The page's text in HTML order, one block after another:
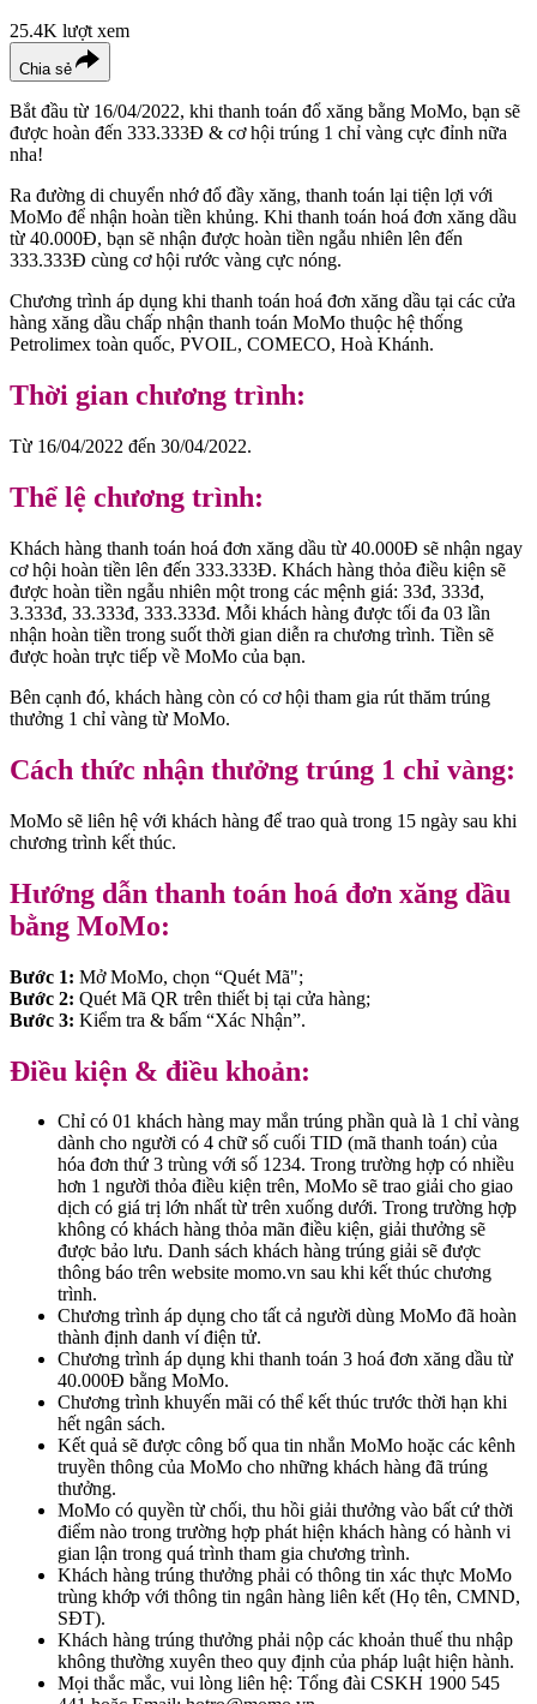
25.4K lượt xem
Chia sẻ
Bắt đầu từ 16/04/2022, khi thanh toán đổ xăng bằng MoMo, bạn sẽ
được hoàn đến 333.333Đ & cơ hội trúng 1 chỉ vàng cực đỉnh nữa
nha!
Ra đường di chuyển nhớ đổ đầy xăng, thanh toán lại tiện lợi với
MoMo để nhận hoàn tiền khủng. Khi thanh toán hoá đơn xăng dầu
từ 40.000Đ, bạn sẽ nhận được hoàn tiền ngẫu nhiên lên đến
333.333Đ cùng cơ hội rước vàng cực nóng.
Chương trình áp dụng khi thanh toán hoá đơn xăng dầu tại các cửa
hàng xăng dầu chấp nhận thanh toán MoMo thuộc hệ thống
Petrolimex toàn quốc, PVOIL, COMECO, Hoà Khánh.
Thời gian chương trình:
Từ 16/04/2022 đến 30/04/2022.
Thể lệ chương trình:
Khách hàng thanh toán hoá đơn xăng dầu từ 40.000Đ sẽ nhận ngay
cơ hội hoàn tiền lên đến 333.333Đ. Khách hàng thỏa điều kiện sẽ
được hoàn tiền ngẫu nhiên một trong các mệnh giá: 33đ, 333đ,
3.333đ, 33.333đ, 333.333đ. Mỗi khách hàng được tối đa 03 lần
nhận hoàn tiền trong suốt thời gian diễn ra chương trình. Tiền sẽ
được hoàn trực tiếp về MoMo của bạn.
Bên cạnh đó, khách hàng còn có cơ hội tham gia rút thăm trúng
thưởng 1 chỉ vàng từ MoMo.
Cách thức nhận thưởng trúng 1 chỉ vàng:
MoMo sẽ liên hệ với khách hàng để trao quà trong 15 ngày sau khi
chương trình kết thúc.
Hướng dẫn thanh toán hoá đơn xăng dầu
bằng MoMo:
Bước 1: Mở MoMo, chọn “Quét Mã";
Bước 2: Quét Mã QR trên thiết bị tại cửa hàng;
Bước 3: Kiểm tra & bấm “Xác Nhận”.
Điều kiện & điều khoản:
Chỉ có 01 khách hàng may mắn trúng phần quà là 1 chỉ vàng
dành cho người có 4 chữ số cuối TID (mã thanh toán) của
hóa đơn thứ 3 trùng với số 1234. Trong trường hợp có nhiều
hơn 1 người thỏa điều kiện trên, MoMo sẽ trao giải cho giao
dịch có giá trị lớn nhất từ trên xuống dưới. Trong trường hợp
không có khách hàng thỏa mãn điều kiện, giải thưởng sẽ
được bảo lưu. Danh sách khách hàng trúng giải sẽ được
thông báo trên website momo.vn sau khi kết thúc chương
trình.
Chương trình áp dụng cho tất cả người dùng MoMo đã hoàn
thành định danh ví điện tử.
Chương trình áp dụng khi thanh toán 3 hoá đơn xăng dầu từ
40.000Đ bằng MoMo.
Chương trình khuyến mãi có thể kết thúc trước thời hạn khi
hết ngân sách.
Kết quả sẽ được công bố qua tin nhắn MoMo hoặc các kênh
truyền thông của MoMo cho những khách hàng đã trúng
thưởng.
MoMo có quyền từ chối, thu hồi giải thưởng vào bất cứ thời
điểm nào trong trường hợp phát hiện khách hàng có hành vi
gian lận trong quá trình tham gia chương trình.
Khách hàng trúng thưởng phải có thông tin xác thực MoMo
trùng khớp với thông tin ngân hàng liên kết (Họ tên, CMND,
SĐT).
Khách hàng trúng thưởng phải nộp các khoản thuế thu nhập
không thường xuyên theo quy định của pháp luật hiện hành.
Mọi thắc mắc, vui lòng liên hệ: Tổng đài CSKH 1900 545